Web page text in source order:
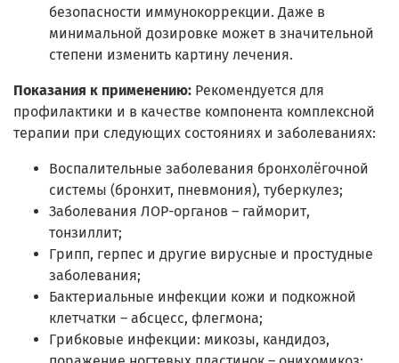
безопасности иммунокоррекции. Даже в
минимальной дозировке может в значительной
степени изменить картину лечения.
Показания к применению: Рекомендуется для
профилактики и в качестве компонента комплексной
терапии при следующих состояниях и заболеваниях:
Воспалительные заболевания бронхолёгочной
системы (бронхит, пневмония), туберкулез;
Заболевания ЛОР-органов – гайморит,
тонзиллит;
Грипп, герпес и другие вирусные и простудные
заболевания;
Бактериальные инфекции кожи и подкожной
клетчатки – абсцесс, флегмона;
Грибковые инфекции: микозы, кандидоз,